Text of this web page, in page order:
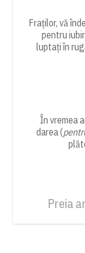
Fraților, vă
pentru
luptați în
În vremea
darea (
Preia